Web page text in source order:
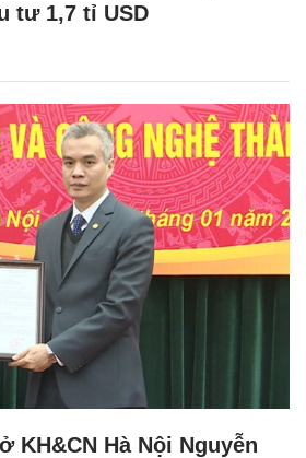
tư 1,7 tỉ USD
KH&CN Hà Nội Nguyễn